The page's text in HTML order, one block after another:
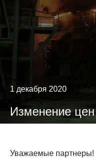
1 декабря 2020
Изменение
Уважаемые партнеры!